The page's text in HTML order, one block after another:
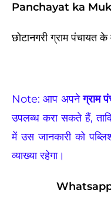
Panchayat ka
छोटानगरी ग्राम पंचायत
Note: आप अपनेग्राम
उपलब्ध करा सकते हैं,
में उस जानकारी को
व्याख्या रहेगा।